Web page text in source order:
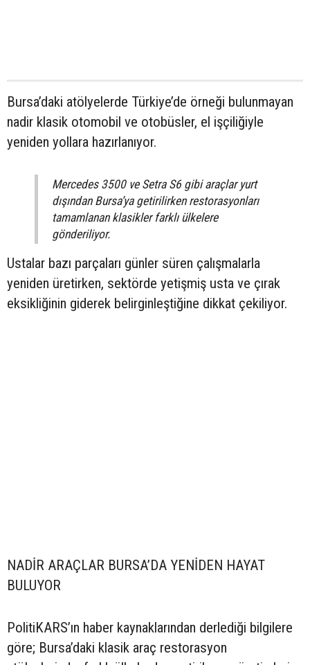
Bursa’daki atölyelerde Türkiye’de örneği bulunmayan
nadir klasik otomobil ve otobüsler, el işçiliğiyle
yeniden yollara hazırlanıyor.
Mercedes 3500 ve Setra S6 gibi araçlar yurt
dışından Bursa’ya getirilirken restorasyonları
tamamlanan klasikler farklı ülkelere
gönderiliyor.
Ustalar bazı parçaları günler süren çalışmalarla
yeniden üretirken, sektörde yetişmiş usta ve çırak
eksikliğinin giderek belirginleştiğine dikkat çekiliyor.
NADİR ARAÇLAR BURSA’DA YENİDEN HAYAT
BULUYOR
PolitiKARS’ın haber kaynaklarından derlediği bilgilere
göre; Bursa’daki klasik araç restorasyon